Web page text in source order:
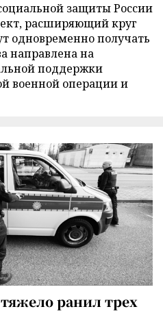
защиты России
расширяющий круг
одновременно получать
направлена на
поддержки
военной операции и
ранил трех